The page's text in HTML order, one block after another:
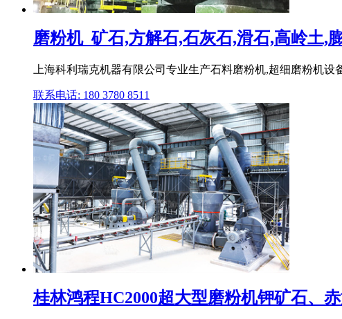
磨粉机_矿石,方解石,石灰石,滑石,高岭土,
上海科利瑞克机器有限公司专业生产石料磨粉机,超细磨粉机
联系电话: 180 3780 8511
桂林鸿程HC2000超大型磨粉机钾矿石、